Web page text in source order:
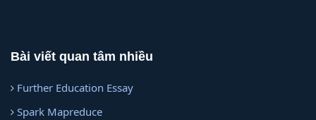
Bài viết quan tâm nhiều
Further Education Essay
Spark Mapreduce